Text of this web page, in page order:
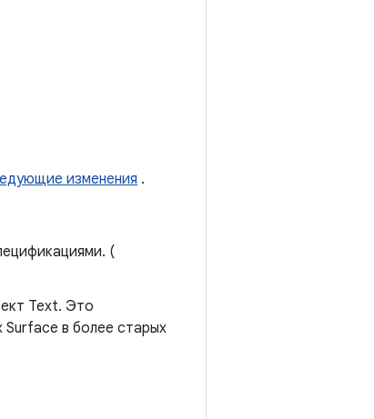
изменения .
(
Text. Это
Surface в более старых